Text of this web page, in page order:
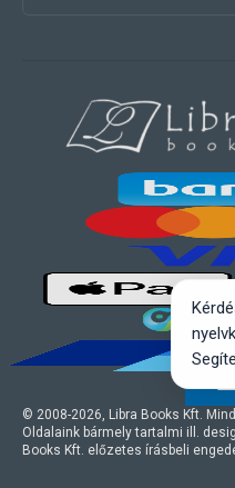
© 2008-2026, Libra Books Kft.
Oldalaink bármely tartalmi ill.
Books Kft. előzetes írásbeli